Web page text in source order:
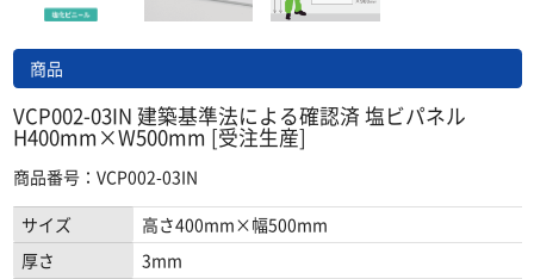
商品
VCP002-03IN 建築基準法による確認済 塩ビパネル
H400mm×W500mm [受注生産]
商品番号：VCP002-03IN
サイズ
高さ400mm×幅500mm
厚さ
3mm